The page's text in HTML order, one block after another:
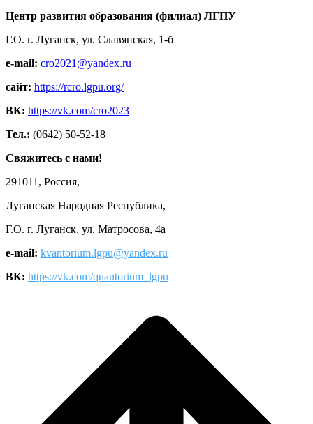
Центр развития образования (филиал) ЛГПУ
Г.О. г. Луганск, ул. Славянская, 1-б
e-mail: cro2021@yandex.ru
сайт: https://rcro.lgpu.org/
ВК: https://vk.com/cro2023
Тел.: (0642) 50-52-18
Свяжитесь с нами!
291011, Россия,
Луганская Народная Республика,
Г.О. г. Луганск, ул. Матросова, 4а
e-mail: kvantorium.lgpu@yandex.ru
ВК: https://vk.com/quantorium_lgpu